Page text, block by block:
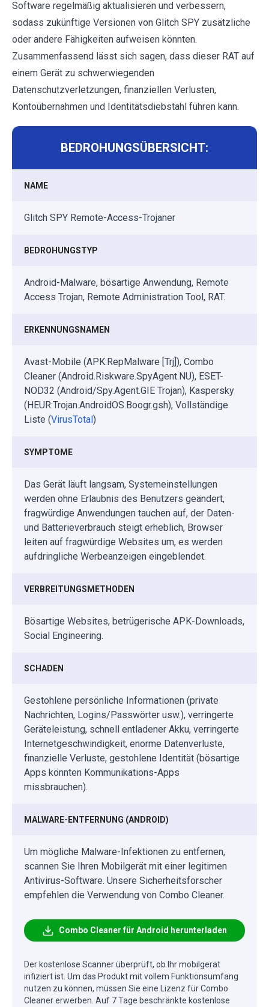
Software regelmäßig aktualisieren und verbessern,
sodass zukünftige Versionen von Glitch SPY zusätzliche
oder andere Fähigkeiten aufweisen könnten.
Zusammenfassend lässt sich sagen, dass dieser RAT auf
einem Gerät zu schwerwiegenden
Datenschutzverletzungen, finanziellen Verlusten,
Kontoübernahmen und Identitätsdiebstahl führen kann.
BEDROHUNGSÜBERSICHT:
NAME
Glitch SPY Remote-Access-Trojaner
BEDROHUNGSTYP
Android-Malware, bösartige Anwendung, Remote
Access Trojan, Remote Administration Tool, RAT.
ERKENNUNGSNAMEN
Avast-Mobile (APK:RepMalware [Trj]), Combo
Cleaner (Android.Riskware.SpyAgent.NU), ESET-
NOD32 (Android/Spy.Agent.GIE Trojan), Kaspersky
(HEUR:Trojan.AndroidOS.Boogr.gsh), Vollständige
Liste (VirusTotal)
SYMPTOME
Das Gerät läuft langsam, Systemeinstellungen
werden ohne Erlaubnis des Benutzers geändert,
fragwürdige Anwendungen tauchen auf, der Daten-
und Batterieverbrauch steigt erheblich, Browser
leiten auf fragwürdige Websites um, es werden
aufdringliche Werbeanzeigen eingeblendet.
VERBREITUNGSMETHODEN
Bösartige Websites, betrügerische APK-Downloads,
Social Engineering.
SCHADEN
Gestohlene persönliche Informationen (private
Nachrichten, Logins/Passwörter usw.), verringerte
Geräteleistung, schnell entladener Akku, verringerte
Internetgeschwindigkeit, enorme Datenverluste,
finanzielle Verluste, gestohlene Identität (bösartige
Apps könnten Kommunikations-Apps
missbrauchen).
MALWARE-ENTFERNUNG (ANDROID)
Um mögliche Malware-Infektionen zu entfernen,
scannen Sie Ihren Mobilgerät mit einer legitimen
Antivirus-Software. Unsere Sicherheitsforscher
empfehlen die Verwendung von Combo Cleaner.
Combo Cleaner für Android herunterladen
Der kostenlose Scanner überprüft, ob Ihr mobilgerät
infiziert ist. Um das Produkt mit vollem Funktionsumfang
nutzen zu können, müssen Sie eine Lizenz für Combo
Cleaner erwerben. Auf 7 Tage beschränkte kostenlose